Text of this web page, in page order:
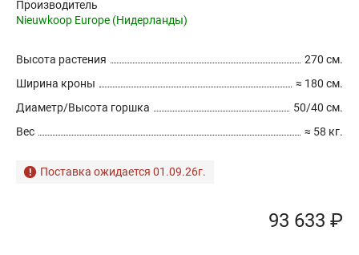
Производитель
Nieuwkoop Europe (Нидерланды)
270 см.
Высота растения
≈ 180 см.
Ширина кроны
50/40 см.
Диаметр/Высота горшка
≈ 58 кг.
Вес
Поставка ожидается 01.09.26г.
93 633 ₽